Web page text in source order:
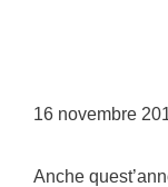
16 novembre
Anche